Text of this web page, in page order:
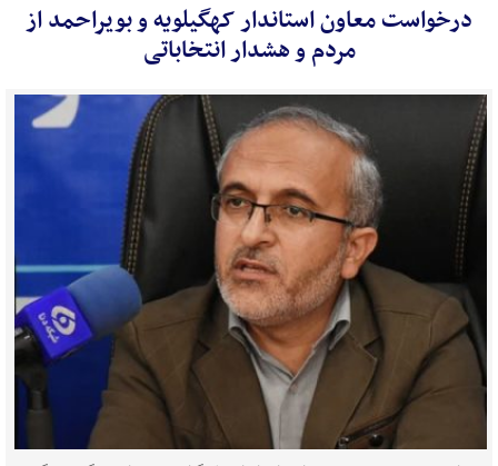
درخواست معاون استاندار کهگیلویه و بویراحمد از
مردم و هشدار انتخاباتی